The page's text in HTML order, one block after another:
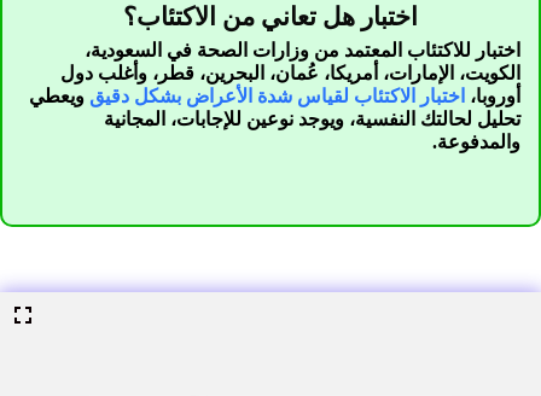
اختبار هل تعاني من الاكتئاب؟
اختبار للاكتئاب المعتمد من وزارات الصحة في السعودية،
الكويت، الإمارات، أمريكا، عُمان، البحرين، قطر، وأغلب دول
أوروبا، اختبار الاكتئاب لقياس شدة الأعراض بشكل دقيق ويعطي
تحليل لحالتك النفسية، ويوجد نوعين للإجابات، المجانية
والمدفوعة.